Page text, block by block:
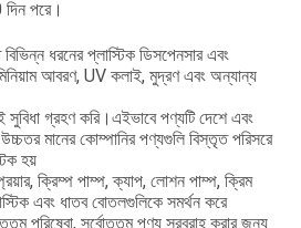
পরে।
ধরনের প্লাস্টিক ডিসপেনসার এবং
আবরণ, UV কলাই, মুদ্রণ এবং অন্যান্য
গ্রহণ করি।এইভাবে পণ্যটি দেশে এবং
মানের কোম্পানির পণ্যগুলি বিস্তৃত পরিসরে
হয়
ক্রিম্প পাম্প, ক্যাপ, লোশন পাম্প, ক্রিম
এবং ধাতব বোতলগুলিকে সমর্থন করে
পরিষেবা, সর্বোত্তম পণ্য সরবরাহ করার জন্য